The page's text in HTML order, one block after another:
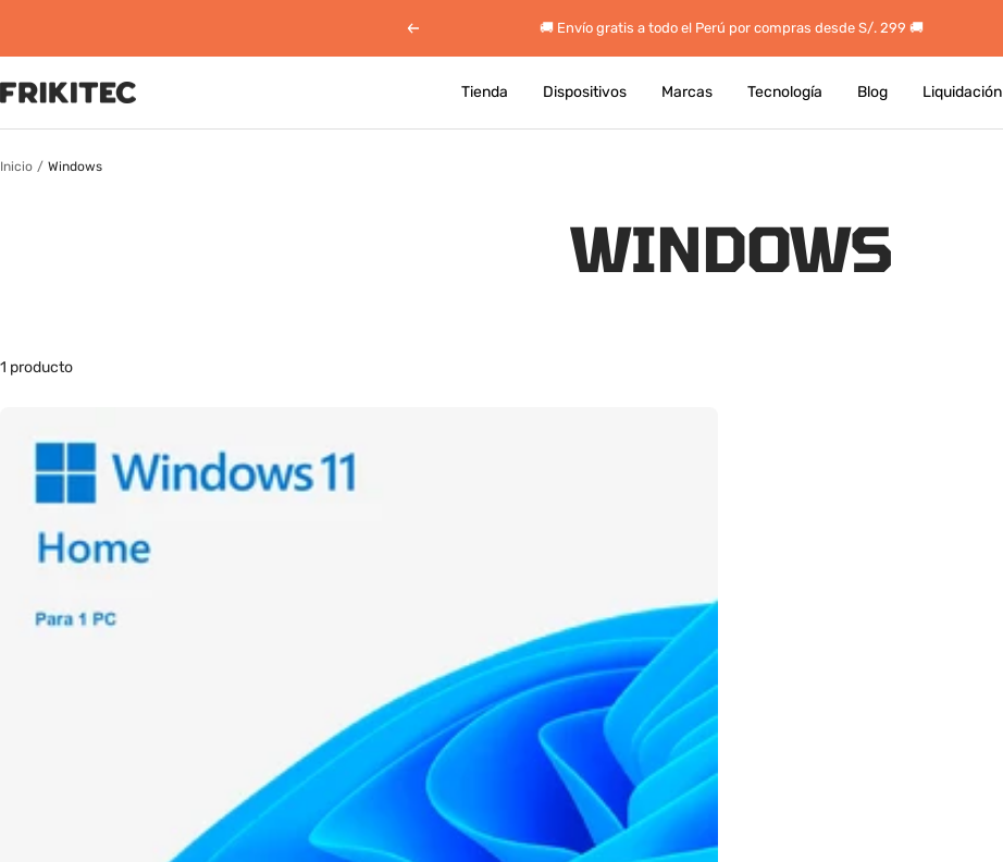
Anterior
🚚 Envío gratis a todo el Perú por compras desde S/. 299 🚚
Tienda Dispositivos Marcas Tecnología Blog Liquidación
Frikitec
Inicio Windows
WINDOWS
1 producto